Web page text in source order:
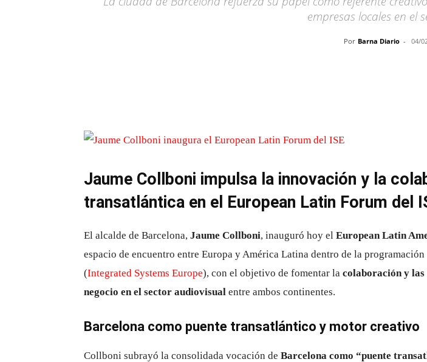
empresas locales en el
Por Barna Diario - 04/
Jaume Collboni impulsa la innovación y la
transatlántica en el European Latin Forum del
El alcalde de Barcelona, Jaume Collboni, inauguró hoy el European Latin
espacio de encuentro entre Europa y América Latina dentro de la programación
(Integrated Systems Europe), con el objetivo de fomentar la colaboración y las
negocio en el sector audiovisual entre ambos continentes.
Barcelona como puente transatlántico y motor creativo
Collboni subrayó la consolidada vocación de Barcelona como “puente